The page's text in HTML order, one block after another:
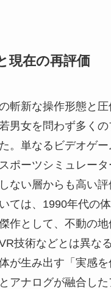
現在の再評価
斬新な操作形態と
男女を問わず多く
。単なるビデオゲー
ポーツシミュレータ
ない層からも高い評
ては、1990年代の
作として、不動の
技術などとは異な
が生み出す「実感を
アナログが融合し